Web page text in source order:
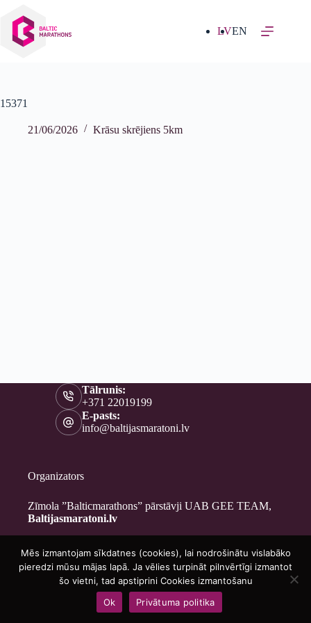
saturu
LVEN
15371
21/06/2026 Krāsu skrējiens 5km
Tālrunis:
+371 22019199
E-pasts:
info@baltijasmaratoni.lv
Organizators
Zīmola ”Balticmarathons” pārstāvji UAB GEE TEAM,
Baltijasmaratoni.lv
Kontakti
Par mums
Brīvprātīgajiem
Privātuma politika
Copyright © 2026 - Baltijasmaratoni.lv
Mēs izmantojam sīkdatnes (cookies), lai nodrošinātu vislabāko
pieredzi mūsu mājas lapā. Ja vēlies turpināt pilnvērtīgi izmantot
šo vietni, tad apstiprini Cookies izmantošanu
Ok
Privātuma politika